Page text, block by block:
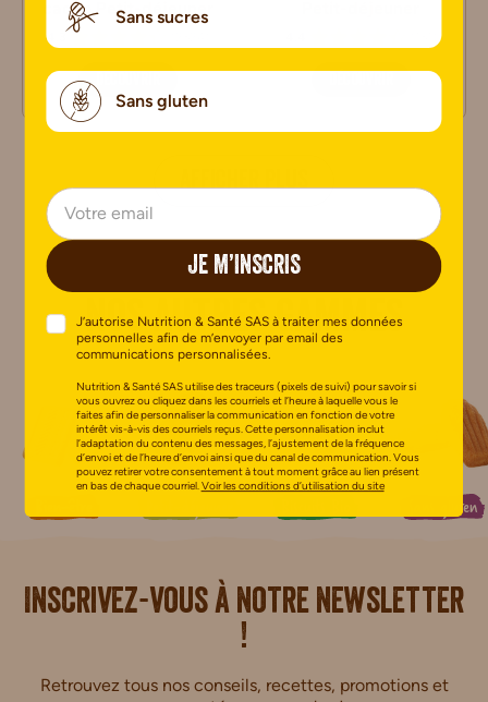
cacao Petit-déjeuner
4.3
AFFICHER PLUS
Nos autres gammes
Sans gluten
Inscrivez-vous à notre newsletter
!
Retrouvez tous nos conseils, recettes, promotions et
Sans sucres
Sans gluten
JE M’INSCRIS
J’autorise Nutrition & Santé SAS à traiter mes données
personnelles afin de m’envoyer par email des
communications personnalisées.
Nutrition & Santé SAS utilise des traceurs (pixels de suivi) pour savoir si
vous ouvrez ou cliquez dans les courriels et l’heure à laquelle vous le
faites afin de personnaliser la communication en fonction de votre
intérêt vis-à-vis des courriels reçus. Cette personnalisation inclut
l’adaptation du contenu des messages, l’ajustement de la fréquence
d’envoi et de l’heure d’envoi ainsi que du canal de communication. Vous
pouvez retirer votre consentement à tout moment grâce au lien présent
en bas de chaque courriel.Voir les conditions d’utilisation du site